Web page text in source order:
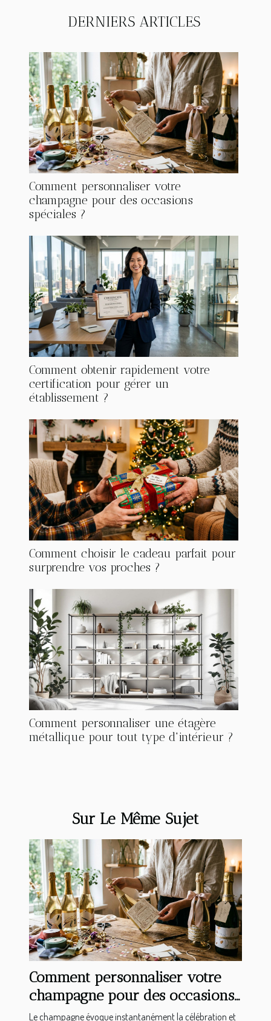
DERNIERS ARTICLES
Comment personnaliser votre
champagne pour des occasions
spéciales ?
Comment obtenir rapidement votre
certification pour gérer un
établissement ?
Comment choisir le cadeau parfait pour
surprendre vos proches ?
Comment personnaliser une étagère
métallique pour tout type d'intérieur ?
Sur Le Même Sujet
Comment personnaliser votre
champagne pour des occasions
spéciales ?
Le champagne évoque instantanément la célébration et